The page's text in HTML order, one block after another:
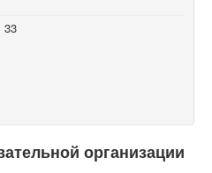
33
организации